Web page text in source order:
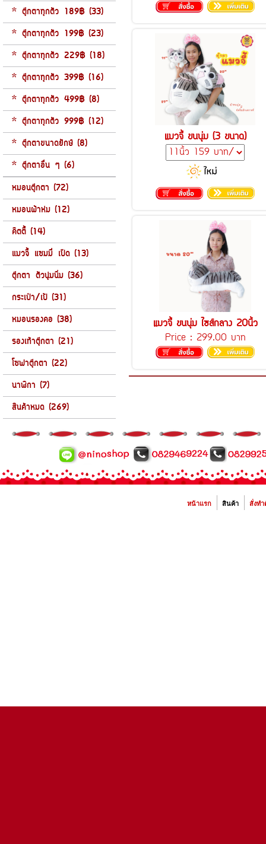
* ตุ๊กตาทุกตัว 189฿ (33)
* ตุ๊กตาทุกตัว 199฿ (23)
* ตุ๊กตาทุกตัว 229฿ (18)
* ตุ๊กตาทุกตัว 399฿ (16)
* ตุ๊กตาทุกตัว 499฿ (8)
* ตุ๊กตาทุกตัว 999฿ (12)
* ตุ๊กตาขนาดยักษ์ (8)
* ตุ๊กตาอื่น ๆ (6)
หมอนตุ๊กตา (72)
หมอนผ้าห่ม (12)
คิตตี้ (14)
แมวจี้ แซมมี่ เป็ด (13)
ตุ๊กตา ตัวนุ่มนิ่ม (36)
กระเป๋า/เป้ (31)
หมอนรองคอ (38)
รองเท้าตุ๊กตา (21)
โซฟาตุ๊กตา (22)
นาฬิกา (7)
สินค้าหมด (269)
แมวจี้ ขนนุ่ม (3 ขนาด)
แมวจี้ ขนนุ่ม ไซส์กลาง 20นิ้ว
Price : 299.00 บาท
หน้าแรก สินค้า สั่งท